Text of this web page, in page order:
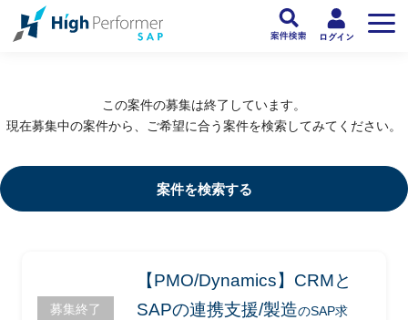
この案件の募集は終了しています。
現在募集中の案件から、ご希望に合う案件を検索してみてください。
案件を検索する
募集終了
【PMO/Dynamics】CRMと
SAPの連携支援/製造のSAP求